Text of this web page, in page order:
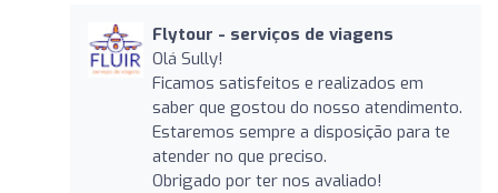
Flytour - serviços de viagens
Olá Sully!
Ficamos satisfeitos e realizados em
saber que gostou do nosso atendimento.
Estaremos sempre a disposição para te
atender no que preciso.
Obrigado por ter nos avaliado!